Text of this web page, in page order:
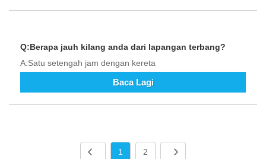
Q:Berapa jauh kilang anda dari lapangan terbang?
A:Satu setengah jam dengan kereta
Baca Lagi
1 2